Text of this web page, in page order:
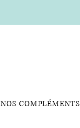
NOS COMPLÉMENTS